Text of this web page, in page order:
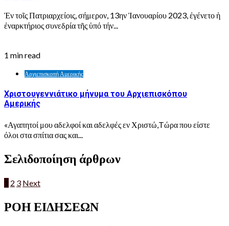
Ἐν τοῖς Πατριαρχείοις, σήμερον, 13ην Ἰανουαρίου 2023, ἐγένετο ἡ
ἐναρκτήριος συνεδρία τῆς ὑπό τήν...
1 min read
Αρχιεπισκοπή Αμερικής
Χριστουγεννιάτικο μήνυμα του Αρχιεπισκόπου
Αμερικής
«Αγαπητοί μου αδελφοί και αδελφές εν Χριστώ,Tώρα που είστε
όλοι στα σπίτια σας και...
Σελιδοποίηση άρθρων
1 2 3 Next
ΡΟΗ ΕΙΔΗΣΕΩΝ